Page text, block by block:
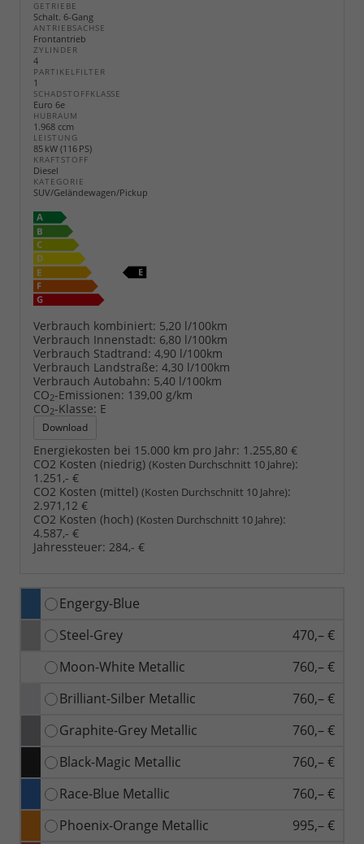
GETRIEBE
Schalt. 6-Gang
ANTRIEBSACHSE
Frontantrieb
ZYLINDER
4
PARTIKELFILTER
1
SCHADSTOFFKLASSE
Euro 6e
HUBRAUM
1.968 ccm
LEISTUNG
85 kW (116 PS)
KRAFTSTOFF
Diesel
KATEGORIE
SUV/Geländewagen/Pickup
Verbrauch kombiniert: 5,20 l/100km
Verbrauch Innenstadt: 6,80 l/100km
Verbrauch Stadtrand: 4,90 l/100km
Verbrauch Landstraße: 4,30 l/100km
Verbrauch Autobahn: 5,40 l/100km
CO2-Emissionen: 139,00 g/km
CO2-Klasse: E
Download
Energiekosten bei 15.000 km pro Jahr: 1.255,80 €
CO2 Kosten (niedrig) (Kosten Durchschnitt 10 Jahre):
1.251,- €
CO2 Kosten (mittel) (Kosten Durchschnitt 10 Jahre):
2.971,12 €
CO2 Kosten (hoch) (Kosten Durchschnitt 10 Jahre):
4.587,- €
Jahressteuer: 284,- €
Engergy-Blue
Steel-Grey
470,– €
Moon-White Metallic
760,– €
Brilliant-Silber Metallic
760,– €
Graphite-Grey Metallic
760,– €
Black-Magic Metallic
760,– €
Race-Blue Metallic
760,– €
Phoenix-Orange Metallic
995,– €